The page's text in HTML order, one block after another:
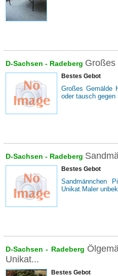
D-Sachsen - Radeberg Großes
Bestes Gebot
Großes Gemälde
oder tausch
D-Sachsen - Radeberg
Bestes Gebot
Sandmännchen
Unikat.Maler
D-Sachsen - Radeberg
Unikat...
Bestes Gebot